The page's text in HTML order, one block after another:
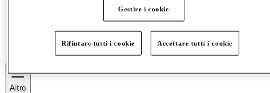
Gift Card
Altro
Gestire i cookie
Rifiutare tutti i cookie Accettare tutti i cookie